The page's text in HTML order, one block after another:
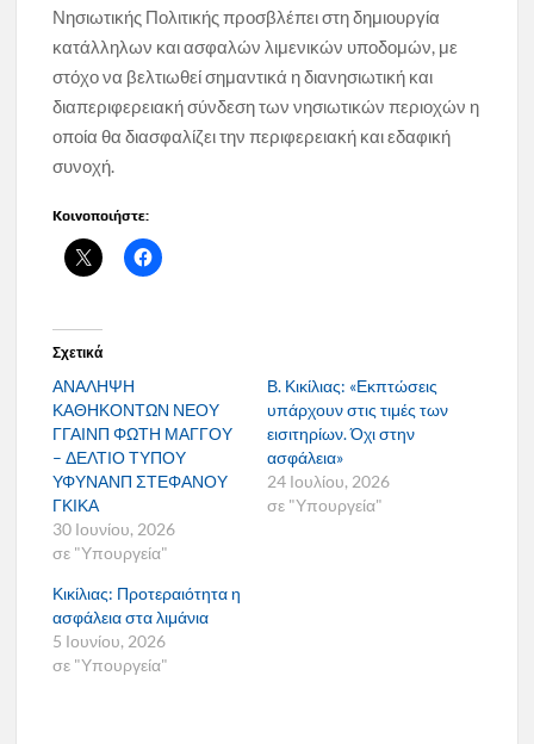
Νησιωτικής Πολιτικής προσβλέπει στη δημιουργία
κατάλληλων και ασφαλών λιμενικών υποδομών, με
στόχο να βελτιωθεί σημαντικά η διανησιωτική και
διαπεριφερειακή σύνδεση των νησιωτικών περιοχών η
οποία θα διασφαλίζει την περιφερειακή και εδαφική
συνοχή.
Κοινοποιήστε:
Σχετικά
ΑΝΑΛΗΨΗ
ΚΑΘΗΚΟΝΤΩΝ ΝΕΟΥ
ΓΓΑΙΝΠ ΦΩΤΗ ΜΑΓΓΟΥ
– ΔΕΛΤΙΟ ΤΥΠΟΥ
ΥΦΥΝΑΝΠ ΣΤΕΦΑΝΟΥ
ΓΚΙΚΑ
30 Ιουνίου, 2026
σε "Υπουργεία"
Β. Κικίλιας: «Εκπτώσεις
υπάρχουν στις τιμές των
εισιτηρίων. Όχι στην
ασφάλεια»
24 Ιουλίου, 2026
σε "Υπουργεία"
Κικίλιας: Προτεραιότητα η
ασφάλεια στα λιμάνια
5 Ιουνίου, 2026
σε "Υπουργεία"